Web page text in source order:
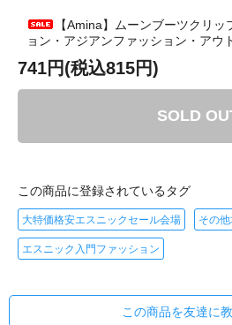
【Amina】ムーンブーツクリ
ョン・アジアンファッション・アウ
741円(税込815円)
SOLD
この商品に登録されているタグ
大特価格安エスニックセール会場 その
エスニック入門ファッション
この商品を友達に